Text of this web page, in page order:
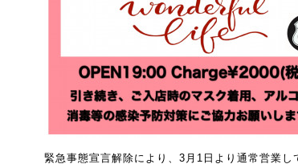
緊急事態宣言解除により、3月1日より通常営業